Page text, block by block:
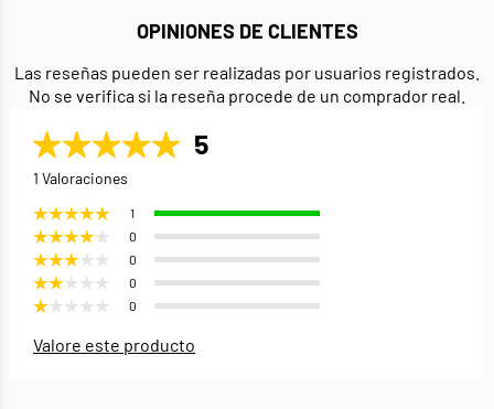
OPINIONES DE CLIENTES
Las reseñas pueden ser realizadas por usuarios registrados.
No se verifica si la reseña procede de un comprador real.
5
1 Valoraciones
1
0
0
0
0
Valore este producto